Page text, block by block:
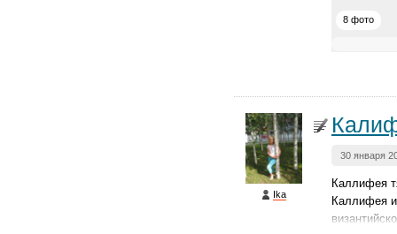
8 фото
Ika
30 января
Каллифея
Каллифея